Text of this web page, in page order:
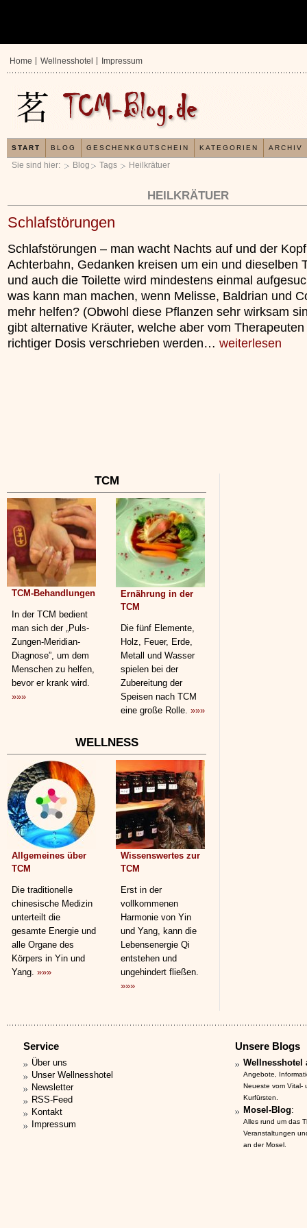
Sie sind hier: Blog Tags Heilkrätuer
HEILKRÄTUER
Schlafstörungen
Schlafstörungen – man wacht Nachts auf und der
Achterbahn, Gedanken kreisen um ein und dieselben
und auch die Toilette wird mindestens einmal
was kann man machen, wenn Melisse, Baldrian und
mehr helfen? (Obwohl diese Pflanzen sehr wirksam
gibt alternative Kräuter, welche aber vom Therapeuten
richtiger Dosis verschrieben werden… weiterlesen
TCM
TCM-Behandlungen
In der TCM bedient
man sich der „Puls-
Zungen-Meridian-
Diagnose”, um dem
Menschen zu helfen,
bevor er krank wird.
»»»
Ernährung in der
TCM
Die fünf Elemente,
Holz, Feuer, Erde,
Metall und Wasser
spielen bei der
Zubereitung der
Speisen nach TCM
eine große Rolle. »»»
WELLNESS
Allgemeines über
TCM
Die traditionelle
chinesische Medizin
unterteilt die
gesamte Energie und
alle Organe des
Körpers in Yin und
Yang. »»»
Wissenswertes zur
TCM
Erst in der
vollkommenen
Harmonie von Yin
und Yang, kann die
Lebensenergie Qi
entstehen und
ungehindert fließen.
»»»
In der TCM sind
Organismus
unterliegt.
»»»
Home Wellnesshotel Impressum
START BLOG GESCHENKGUTSCHEIN KATEGORIEN ARCHIV
Service
Über uns
Unser Wellnesshotel
Newsletter
RSS-Feed
Kontakt
Impressum
Unsere Blogs
Wellnesshotel
Angebote,
Neueste vom Vital-
Kurfürsten.
Mosel-Blog:
Alles rund um das
Veranstaltungen
an der Mosel.